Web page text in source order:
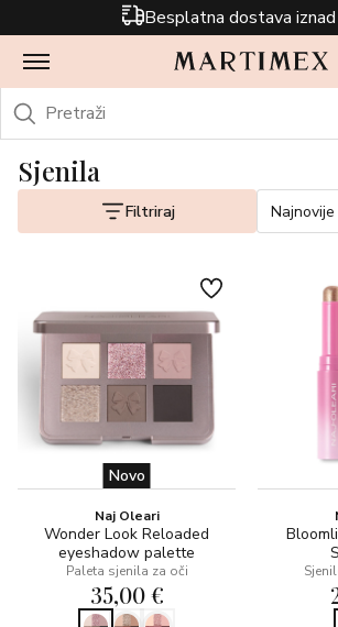
Besplatna dostava
Sjenila
Filtriraj Najnovije
Novo
Naj Oleari
Wonder Look Reloaded
eyeshadow palette
Paleta sjenila za oči
35,00 €